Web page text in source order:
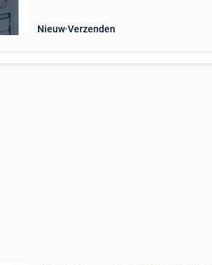
Nieuw Verzenden